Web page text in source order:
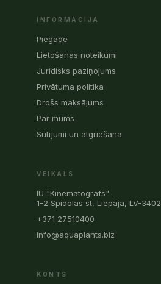
INFORMĀCIJA
Piegāde
Lietošanas noteikumi
Juridisks paziņojums
Privātuma politika
Drošs maksājums
Par mums
Sūtījumi un atgriešana
VEIKALS
IU "Kinematografs"
1-2 Spidolas st, Liepāja, LV-3402
+371 27510400
info@aquaplants.biz
KONTS